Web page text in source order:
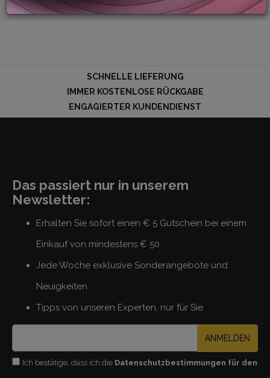
SCHNELLE LIEFERUNG
IMMER KOSTENLOSE RÜCKGABE
ENGAGIERTER KUNDENDIENST
Das passiert nur in unserem
Newsletter:
Erhalten Sie sofort einen € 5 Gutschein bei einem
Einkauf von mindestens € 50
Jede Woche exklusive Sonderangebote und
Neuigkeiten
Tipps von unseren Experten, nur für Sie
ANMELDEN
Ich bestätige, dass ich die Datenschutzbestimmungen für den